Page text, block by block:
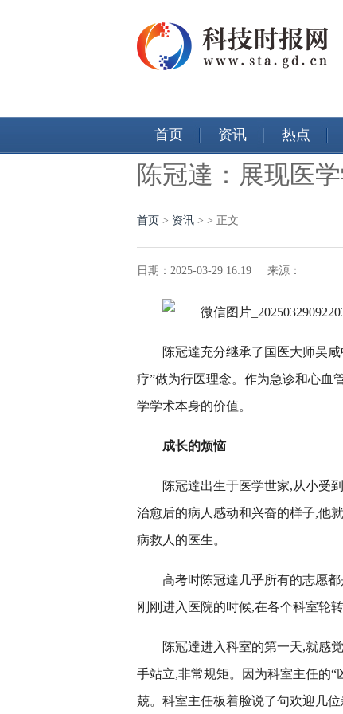
首页 资讯 热点
陈冠達：展现医
首页 > 资讯 > > 正文
日期：2025-03-29 16:19 来源：
陈冠達充分继承了国医大师吴
疗”做为行医理念。作为急诊和心血
学学术本身的价值。
成长的烦恼
陈冠達出生于医学世家,从小受
治愈后的病人感动和兴奋的样子,他
病救人的医生。
高考时陈冠達几乎所有的志愿
刚刚进入医院的时候,在各个科室轮
陈冠達进入科室的第一天,就感
手站立,非常规矩。因为科室主任的“
兢。科室主任板着脸说了句欢迎几